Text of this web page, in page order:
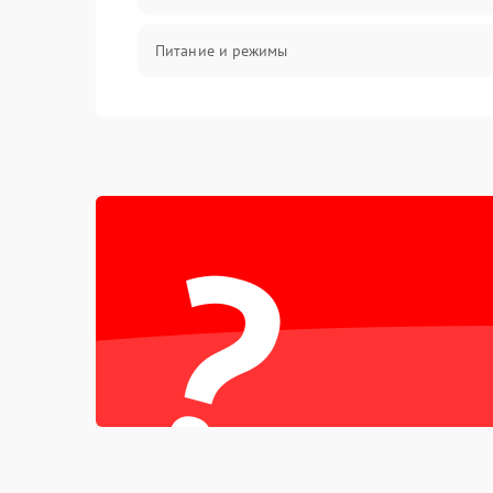
Питание и режимы
Механика
?